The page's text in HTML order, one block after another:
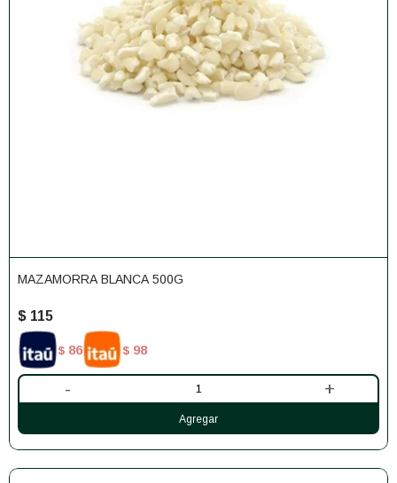
MAZAMORRA BLANCA 500G
$ 115
$ 86 $ 98
- +